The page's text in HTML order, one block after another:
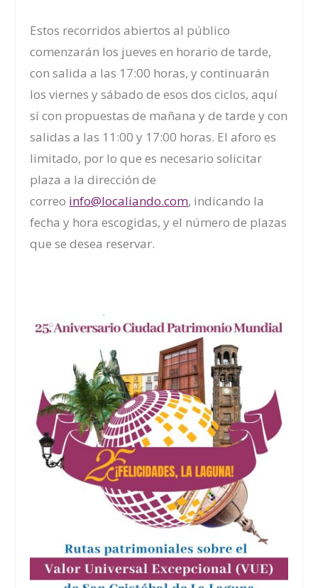
Estos recorridos abiertos al público
comenzarán los jueves en horario de tarde,
con salida a las 17:00 horas, y continuarán
los viernes y sábado de esos dos ciclos, aquí
sí con propuestas de mañana y de tarde y con
salidas a las 11:00 y 17:00 horas. El aforo es
limitado, por lo que es necesario solicitar
plaza a la dirección de
correo info@localiando.com, indicando la
fecha y hora escogidas, y el número de plazas
que se desea reservar.